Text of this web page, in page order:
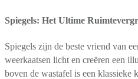
Spiegels: Het Ultime
Spiegels zijn de beste vriend van
weerkaatsen licht en creëren een
boven de wastafel is een klassieke